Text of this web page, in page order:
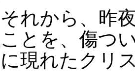
それから、昨
ことを、傷つ
に現れたクリ